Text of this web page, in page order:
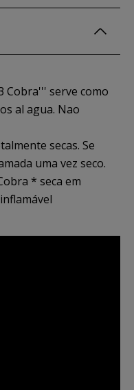
Cobra''' serve como
al agua. Nao
secas. Se
uma vez seco.
* seca em